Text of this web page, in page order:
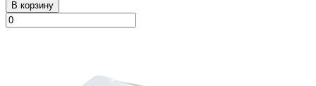
В корзину